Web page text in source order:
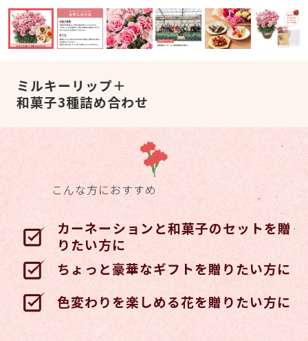
ミルキーリップ＋
和菓子3種詰め合わせ
こんな方におすすめ
カーネーションと和菓子のセットを贈
りたい方に
ちょっと豪華なギフトを贈りたい方に
色変わりを楽しめる花を贈りたい方に